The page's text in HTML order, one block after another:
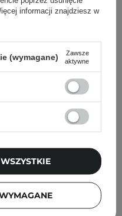
Acid Cream - Krem z
- 50ml
informacji znajdziesz w
(wymagane)
Zawsze
aktywne